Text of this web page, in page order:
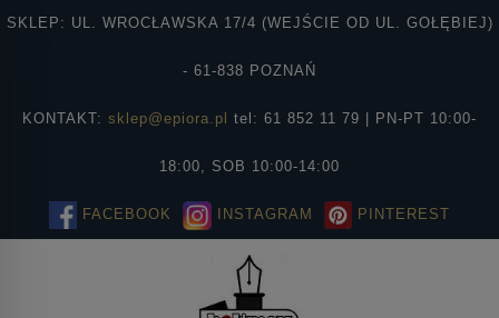
SKLEP: UL. WROCŁAWSKA 17/4 (WEJŚCIE OD UL. GOŁĘBIEJ)
- 61-838 POZNAŃ
KONTAKT: sklep@epiora.pl tel: 61 852 11 79 | PN-PT 10:00-
18:00, SOB 10:00-14:00
FACEBOOK INSTAGRAM PINTEREST